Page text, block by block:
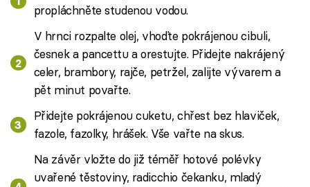
propláchněte studenou vodou.
V hrnci rozpalte olej, vhoďte pokrájenou cibuli,
česnek a pancettu a orestujte. Přidejte nakrájený
celer, brambory, rajče, petržel, zalijte vývarem a
pět minut povařte.
Přidejte pokrájenou cuketu, chřest bez hlaviček,
fazole, fazolky, hrášek. Vše vařte na skus.
Na závěr vložte do již téměř hotové polévky
uvařené těstoviny, radicchio čekanku, mladý